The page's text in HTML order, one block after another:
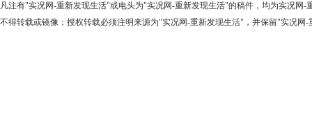
凡注有"实况网-重新发现生活"或电头为"实况网-重新发现生活"的稿件，均为实况网-
不得转载或镜像；授权转载必须注明来源为"实况网-重新发现生活"，并保留"实况网